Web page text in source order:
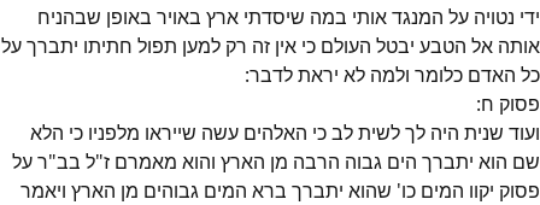
ידי נטויה על המנגד אותי במה שיסדתי ארץ באויר באופן שבהניח
אותה אל הטבע יבטל העולם כי אין זה רק למען תפול חתיתו יתברך על
כל האדם כלומר ולמה לא יראת לדבר:
פסוק ח:
ועוד שנית היה לך לשית לב כי האלהים עשה שייראו מלפניו כי הלא
שם הוא יתברך הים גבוה הרבה מן הארץ והוא מאמרם ז"ל בב"ר על
פסוק יקוו המים כו' שהוא יתברך ברא המים גבוהים מן הארץ ויאמר